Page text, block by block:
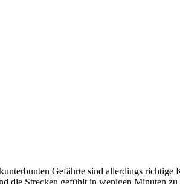
Gefährte sind allerdings